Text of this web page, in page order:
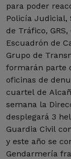
para poder
Policía Judicial,
de Tráfico, GRS,
Escuadrón de
Grupo de
formarán parte
oficinas de
cuartel de
semana la
desplegará 3
Guardia Civil
y este año se
Gendarmería